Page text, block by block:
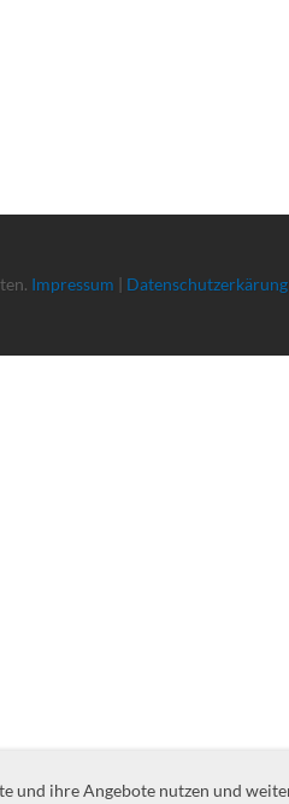
Impressum | Datenschutzerkärung
und ihre Angebote nutzen und